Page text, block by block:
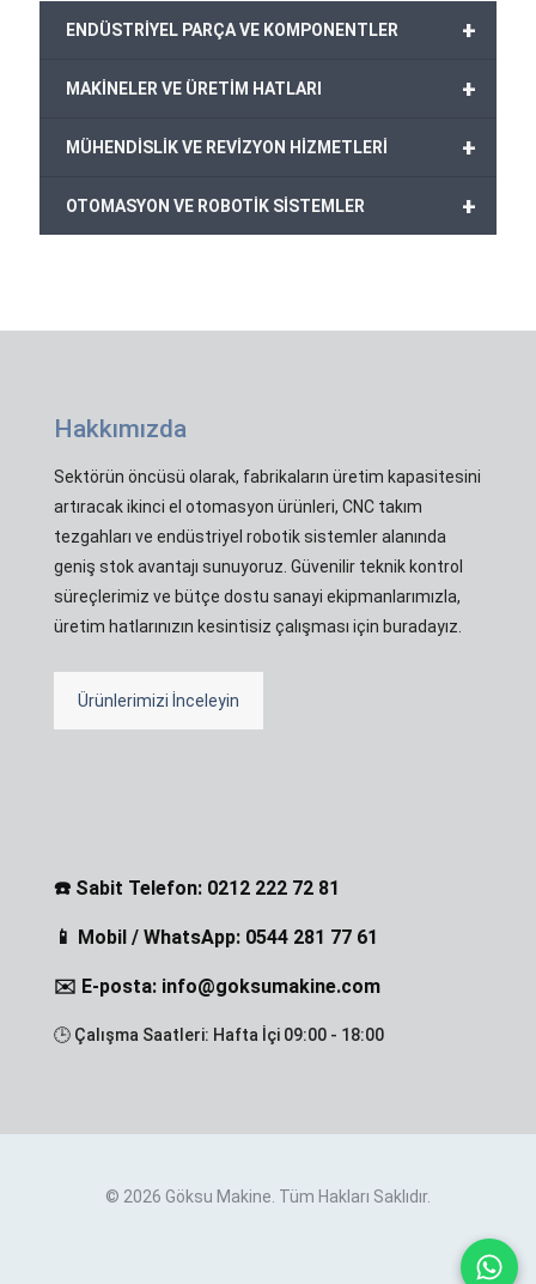
+
ENDÜSTRİYEL PARÇA VE KOMPONENTLER
+
MAKİNELER VE ÜRETİM HATLARI
+
MÜHENDİSLİK VE REVİZYON HİZMETLERİ
+
OTOMASYON VE ROBOTİK SİSTEMLER
Hakkımızda
Sektörün öncüsü olarak, fabrikaların üretim kapasitesini
artıracak ikinci el otomasyon ürünleri, CNC takım
tezgahları ve endüstriyel robotik sistemler alanında
geniş stok avantajı sunuyoruz. Güvenilir teknik kontrol
süreçlerimiz ve bütçe dostu sanayi ekipmanlarımızla,
üretim hatlarınızın kesintisiz çalışması için buradayız.
Ürünlerimizi İnceleyin
☎️ Sabit Telefon: 0212 222 72 81
📱 Mobil / WhatsApp: 0544 281 77 61
✉️ E-posta: info@goksumakine.com
🕒 Çalışma Saatleri: Hafta İçi 09:00 - 18:00